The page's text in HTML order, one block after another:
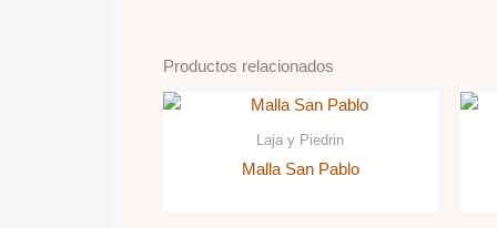
Productos relacionados
Laja y Piedrin
Malla San Pablo